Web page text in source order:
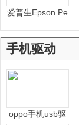
爱普生Epson Pe
描仪驱动
手机驱动
oppo手机usb驱